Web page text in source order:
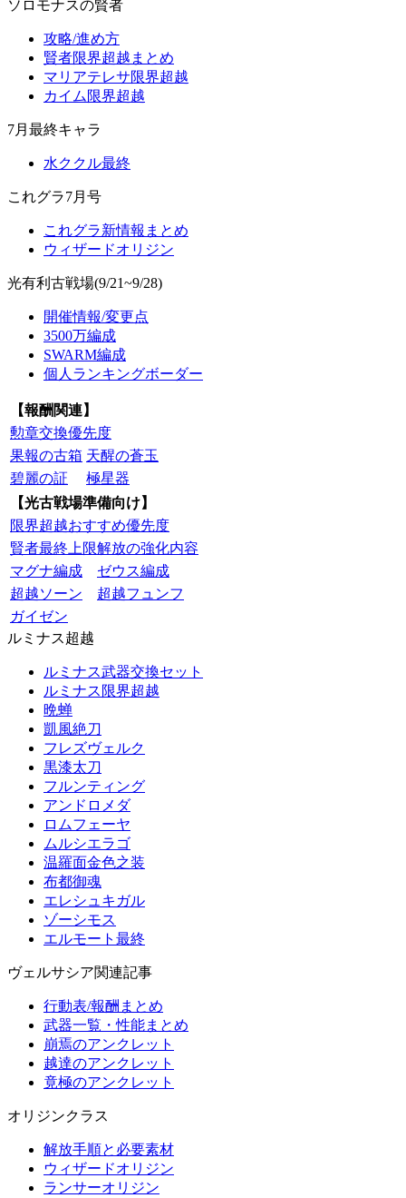
ソロモナスの賢者
攻略/進め方
賢者限界超越まとめ
マリアテレサ限界超越
カイム限界超越
7月最終キャラ
水ククル最終
これグラ7月号
これグラ新情報まとめ
ウィザードオリジン
光有利古戦場(9/21~9/28)
開催情報/変更点
3500万編成
SWARM編成
個人ランキングボーダー
【報酬関連】
勲章交換優先度
果報の古箱 天醒の蒼玉
碧麗の証
極星器
【光古戦場準備向け】
限界超越おすすめ優先度
賢者最終上限解放の強化内容
マグナ編成
ゼウス編成
超越ソーン
超越フュンフ
ガイゼン
ルミナス超越
ルミナス武器交換セット
ルミナス限界超越
晩蝉
凱風絶刀
フレズヴェルク
黒漆太刀
フルンティング
アンドロメダ
ロムフェーヤ
ムルシエラゴ
温羅面金色之装
布都御魂
エレシュキガル
ゾーシモス
エルモート最終
ヴェルサシア関連記事
行動表/報酬まとめ
武器一覧・性能まとめ
崩焉のアンクレット
越達のアンクレット
竟極のアンクレット
オリジンクラス
解放手順と必要素材
ウィザードオリジン
ランサーオリジン